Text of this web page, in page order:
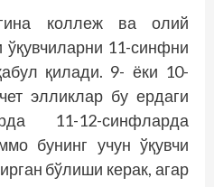
коллеж ва олий
11-синфни
қилади. 9- ёки 10-
элликлар бу ердаги
11-12-синф­ларда
бунинг учун ўқувчи
бўлиши керак, агар